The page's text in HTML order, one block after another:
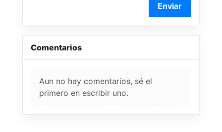
Enviar
Comentarios
Aun no hay comentarios, sé el
primero en escribir uno.